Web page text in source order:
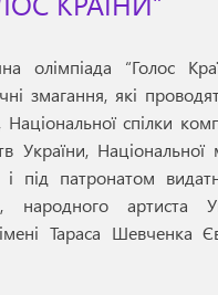
олімпіада “Голос
змагання, які
спілки
України, Національної
під патронатом
народного артиста
Тараса Шевченка